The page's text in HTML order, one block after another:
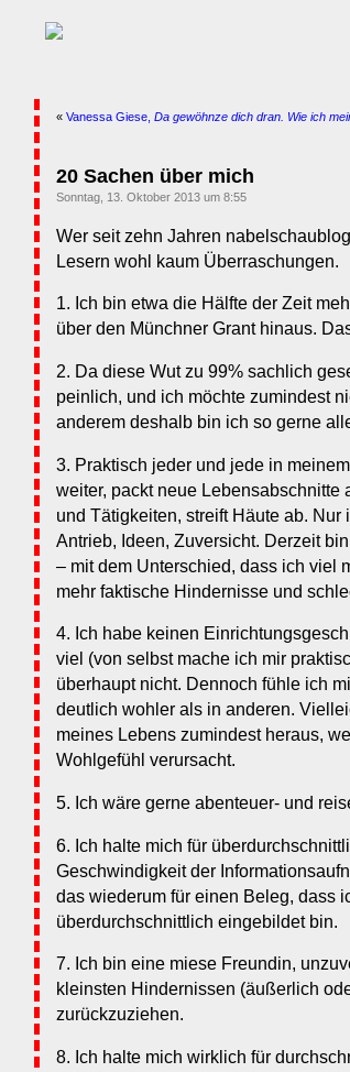
« Vanessa Giese, Da gewöhnze dich dran. Wie ich
20 Sachen über mich
Sonntag, 13. Oktober 2013 um 8:55
Wer seit zehn Jahren
Lesern wohl kaum Überraschungen.
1. Ich bin etwa die Hälfte der Zeit
über den Münchner Grant hinaus.
2. Da diese Wut zu 99% sachlich
peinlich, und ich möchte zumindest
anderem deshalb bin ich so gerne
3. Praktisch jeder und jede in
weiter, packt neue Lebensabschnitte
und Tätigkeiten, streift Häute ab.
Antrieb, Ideen, Zuversicht. Derzeit
– mit dem Unterschied, dass ich viel
mehr faktische Hindernisse und
4. Ich habe keinen
viel (von selbst mache ich mir
überhaupt nicht. Dennoch fühle ich
deutlich wohler als in anderen.
meines Lebens zumindest heraus,
Wohlgefühl verursacht.
5. Ich wäre gerne abenteuer- und
6. Ich halte mich für
Geschwindigkeit der
das wiederum für einen Beleg, dass
überdurchschnittlich eingebildet bin.
7. Ich bin eine miese Freundin,
kleinsten Hindernissen (äußerlich
zurückzuziehen.
8. Ich halte mich wirklich für